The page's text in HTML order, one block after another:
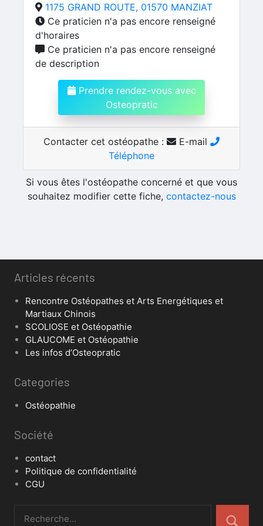
1175 GRAND ROUTE, 01570 MANZIAT
Ce praticien n'a pas encore renseigné
d'horaires
Ce praticien n'a pas encore renseigné
de description
Prendre rendez-vous avec
Osteopratic
Contacter cet ostéopathe :
E-mail
Téléphone
Si vous êtes l'ostéopathe concerné et que vous
souhaitez modifier cette fiche, contactez-nous
Articles récents
Rencontre Ostéopathes et Arts Energétiques et
Martiaux Chinois
SCOLIOSE et Ostéopathie
GLAUCOME et Ostéopathie
Les infos d’Osteopratic
Categories
Ostéopathie
Société
contact
Politique de confidentialité
CGU